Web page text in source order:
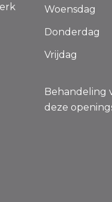
Woensdag
Donderdag
Vrijdag
Behandeling
deze